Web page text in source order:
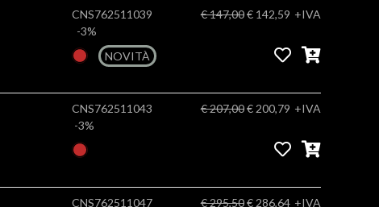
CNS762511039
-3%
€ 147,00€ 142,59 +IVA
NOVITÀ
CNS762511043
-3%
€ 207,00€ 200,79 +IVA
CNS762511047
€ 295,50€ 286,64 +IVA